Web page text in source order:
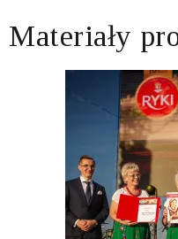
Materiały